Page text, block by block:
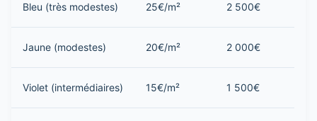
Bleu (très modestes) 25€/m² 2 500€
Jaune (modestes) 20€/m² 2 000€
Violet (intermédiaires) 15€/m² 1 500€